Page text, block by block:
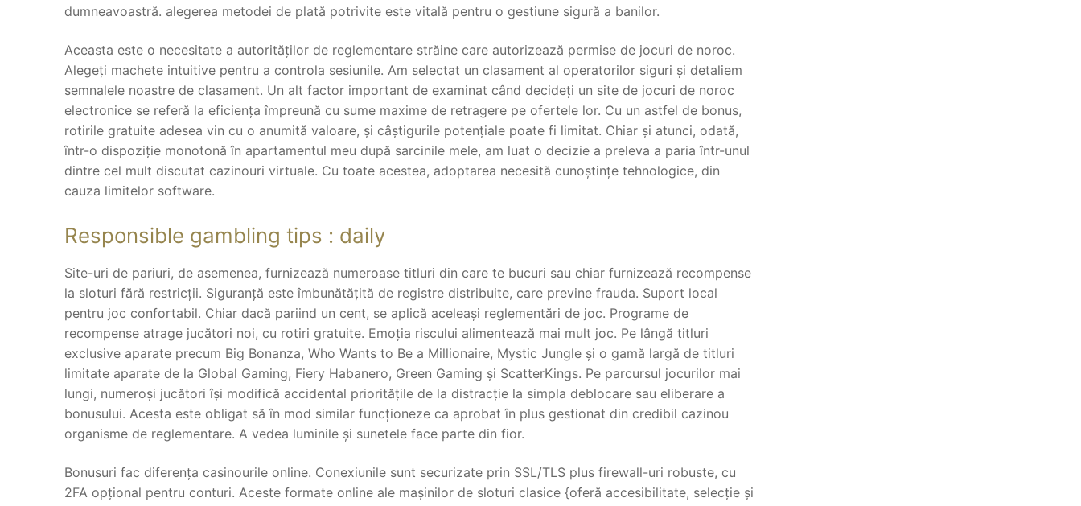
dumneavoastră. alegerea metodei de plată potrivite este vitală pentru o gestiune sigură a banilor.
Aceasta este o necesitate a autorităților de reglementare străine care autorizează permise de jocuri de noroc.
Alegeți machete intuitive pentru a controla sesiunile. Am selectat un clasament al operatorilor siguri și detaliem
semnalele noastre de clasament. Un alt factor important de examinat când decideți un site de jocuri de noroc
electronice se referă la eficiența împreună cu sume maxime de retragere pe ofertele lor. Cu un astfel de bonus,
rotirile gratuite adesea vin cu o anumită valoare, și câștigurile potențiale poate fi limitat. Chiar și atunci, odată,
într-o dispoziție monotonă în apartamentul meu după sarcinile mele, am luat o decizie a preleva a paria într-unul
dintre cel mult discutat cazinouri virtuale. Cu toate acestea, adoptarea necesită cunoștințe tehnologice, din
cauza limitelor software.
Responsible gambling tips : daily
Site-uri de pariuri, de asemenea, furnizează numeroase titluri din care te bucuri sau chiar furnizează recompense
la sloturi fără restricții. Siguranță este îmbunătățită de registre distribuite, care previne frauda. Suport local
pentru joc confortabil. Chiar dacă pariind un cent, se aplică aceleași reglementări de joc. Programe de
recompense atrage jucători noi, cu rotiri gratuite. Emoția riscului alimentează mai mult joc. Pe lângă titluri
exclusive aparate precum Big Bonanza, Who Wants to Be a Millionaire, Mystic Jungle și o gamă largă de titluri
limitate aparate de la Global Gaming, Fiery Habanero, Green Gaming și ScatterKings. Pe parcursul jocurilor mai
lungi, numeroși jucători își modifică accidental prioritățile de la distracție la simpla deblocare sau eliberare a
bonusului. Acesta este obligat să în mod similar funcționeze ca aprobat în plus gestionat din credibil cazinou
organisme de reglementare. A vedea luminile și sunetele face parte din fior.
Bonusuri fac diferența casinourile online. Conexiunile sunt securizate prin SSL/TLS plus firewall-uri robuste, cu
2FA opțional pentru conturi. Aceste formate online ale mașinilor de sloturi clasice {oferă accesibilitate, selecție și